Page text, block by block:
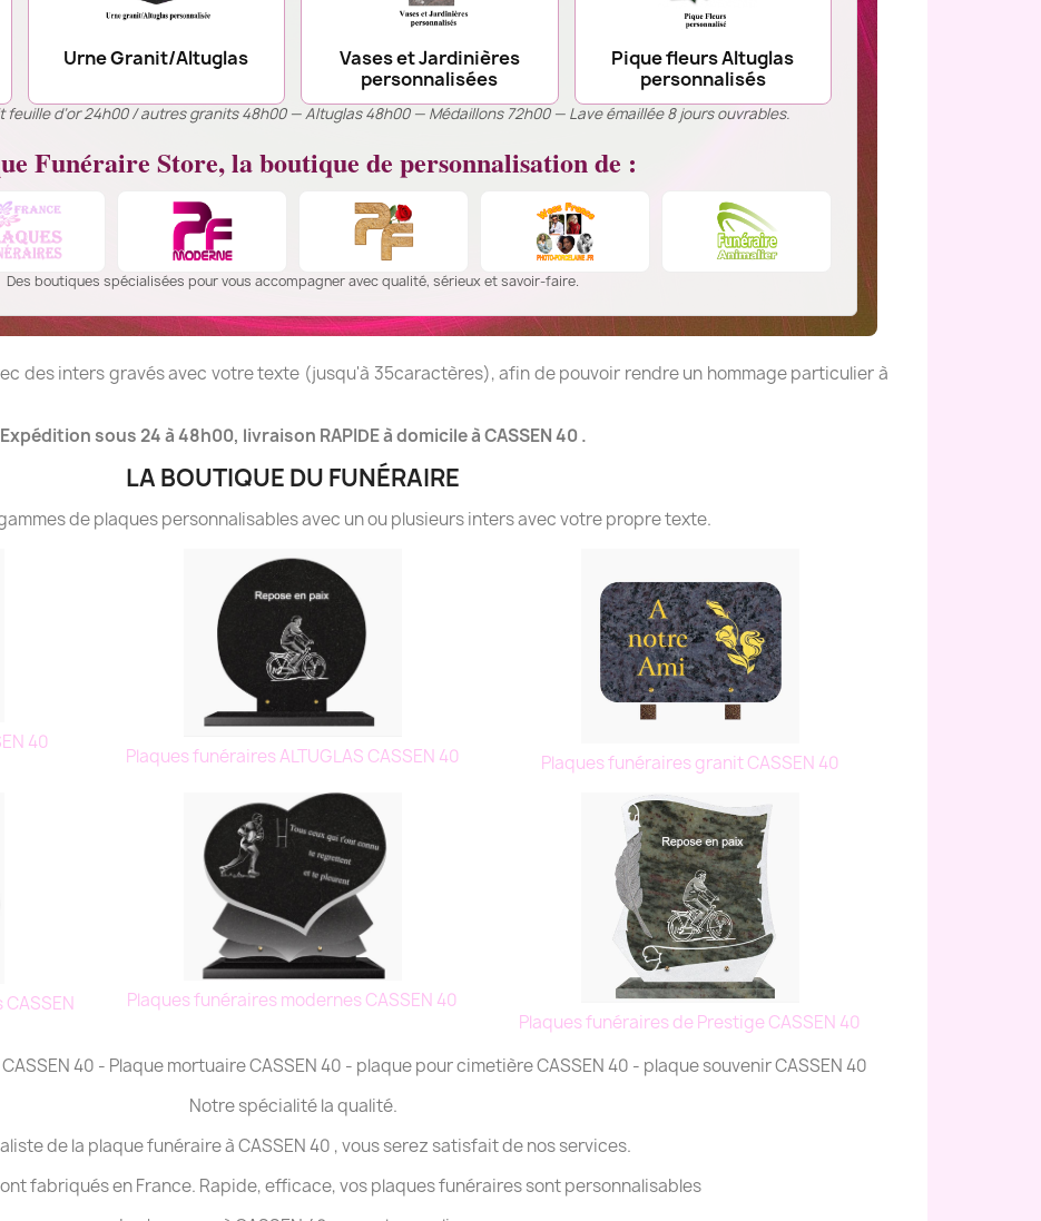
Urne Granit/Altuglas
Vases et Jardinières
personnalisées
Pique fleurs Altuglas
personnalisés
feuille d’or 24h00 / autres granits 48h00 — Altuglas 48h00 — Médaillons 72h00 — Lave émaillée 8 jours ouvrables.
Funéraire Store, la boutique de personnalisation de :
Des boutiques spécialisées pour vous accompagner avec qualité, sérieux et savoir-faire.
des inters gravés avec votre texte (jusqu'à 35caractères), afin de pouvoir rendre un hommage particulier à
Expédition sous 24 à 48h00, livraison RAPIDE à domicile à CASSEN 40 .
LA BOUTIQUE DU FUNÉRAIRE
de plaques personnalisables avec un ou plusieurs inters avec votre propre texte.
40
Plaques funéraires ALTUGLAS CASSEN 40 Plaques funéraires granit CASSEN 40
Plaques funéraires modernes CASSEN 40
Plaques funéraires de Prestige CASSEN 40
40 - Plaque mortuaire CASSEN 40 - plaque pour cimetière CASSEN 40 - plaque souvenir CASSEN 40
Notre spécialité la qualité.
de la plaque funéraire à CASSEN 40 , vous serez satisfait de nos services.
fabriqués en France. Rapide, efficace, vos plaques funéraires sont personnalisables